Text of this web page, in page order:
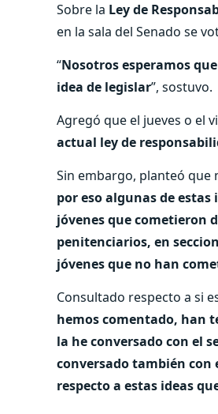
Sobre la Ley de
en la sala del Senado se
“Nosotros esperamos
idea de legislar”, sostuvo.
Agregó que el jueves o el
actual ley de
Sin embargo, planteó que
por eso algunas de
jóvenes que cometieron
penitenciarios, en
jóvenes que no han
Consultado respecto a si
hemos comentado, han
la he conversado con el
conversado también con
respecto a estas ideas